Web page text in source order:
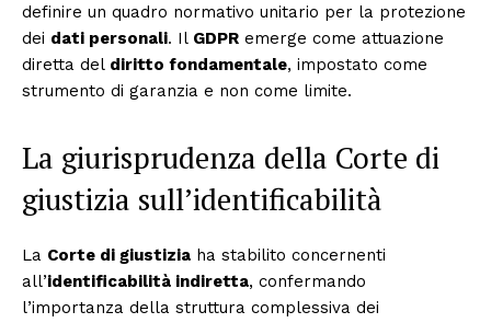
definire un quadro normativo unitario per la protezione
dei dati personali. Il GDPR emerge come attuazione
diretta del diritto fondamentale, impostato come
strumento di garanzia e non come limite.
La giurisprudenza della Corte di
giustizia sull’identificabilità
La Corte di giustizia ha stabilito concernenti
all’identificabilità indiretta, confermando
l’importanza della struttura complessiva dei